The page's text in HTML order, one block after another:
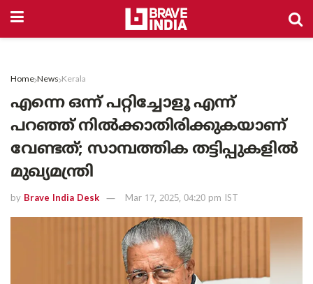
Home News Kerala
എന്നെ ഒന്ന് പറ്റിച്ചോളൂ എന്ന്
പറഞ്ഞ് നിൽക്കാതിരിക്കുകയാണ്
വേണ്ടത്; സാമ്പത്തിക തട്ടിപ്പുകളിൽ
മുഖ്യമന്ത്രി
by Brave India Desk Mar 17, 2025, 04:20 pm IST